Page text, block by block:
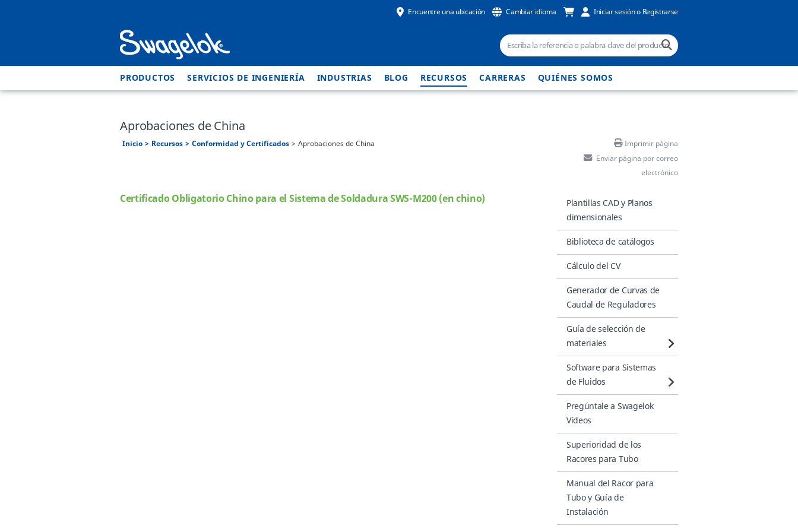
Encuentre una ubicación Cambiar idioma Iniciar sesión o Registrarse
PRODUCTOS SERVICIOS DE INGENIERÍA INDUSTRIAS BLOG RECURSOS CARRERAS QUIÉNES SOMOS
Aprobaciones de China
Inicio Recursos Conformidad y Certificados Aprobaciones de China
Imprimir página
Enviar página por correo
electrónico
Plantillas CAD y Planos
dimensionales
Biblioteca de catálogos
Cálculo del CV
Generador de Curvas de
Caudal de Reguladores
Guía de selección de
materiales
Software para Sistemas
de Fluidos
Pregúntale a Swagelok
Vídeos
Superioridad de los
Racores para Tubo
Manual del Racor para
Tubo y Guía de
Instalación
Certificado Obligatorio Chino para el Sistema de Soldadura SWS-M200 (en chino)